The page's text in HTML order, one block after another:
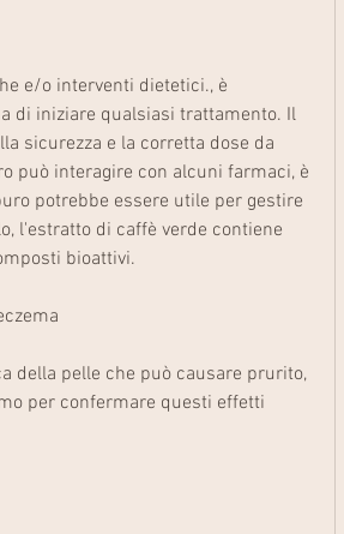
di iniziare qualsiasi trattamento. Il
sicurezza e la corretta dose da
può interagire con alcuni farmaci, è
potrebbe essere utile per gestire
l'estratto di caffè verde contiene
bioattivi.
della pelle che può causare prurito,
per confermare questi effetti